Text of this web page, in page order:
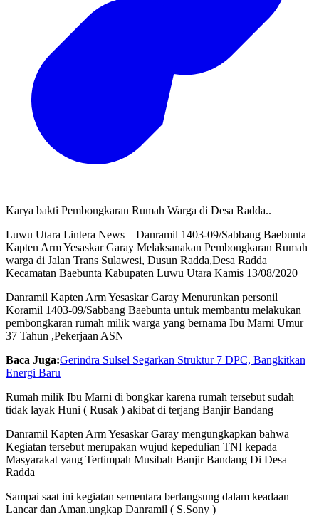
Karya bakti Pembongkaran Rumah Warga di Desa Radda..
Luwu Utara Lintera News – Danramil 1403-09/Sabbang Baebunta
Kapten Arm Yesaskar Garay Melaksanakan Pembongkaran Rumah
warga di Jalan Trans Sulawesi, Dusun Radda,Desa Radda
Kecamatan Baebunta Kabupaten Luwu Utara Kamis 13/08/2020
Danramil Kapten Arm Yesaskar Garay Menurunkan personil
Koramil 1403-09/Sabbang Baebunta untuk membantu melakukan
pembongkaran rumah milik warga yang bernama Ibu Marni Umur
37 Tahun ,Pekerjaan ASN
Baca Juga:Gerindra Sulsel Segarkan Struktur 7 DPC, Bangkitkan
Energi Baru
Rumah milik Ibu Marni di bongkar karena rumah tersebut sudah
tidak layak Huni ( Rusak ) akibat di terjang Banjir Bandang
Danramil Kapten Arm Yesaskar Garay mengungkapkan bahwa
Kegiatan tersebut merupakan wujud kepedulian TNI kepada
Masyarakat yang Tertimpah Musibah Banjir Bandang Di Desa
Radda
Sampai saat ini kegiatan sementara berlangsung dalam keadaan
Lancar dan Aman.ungkap Danramil ( S.Sony )